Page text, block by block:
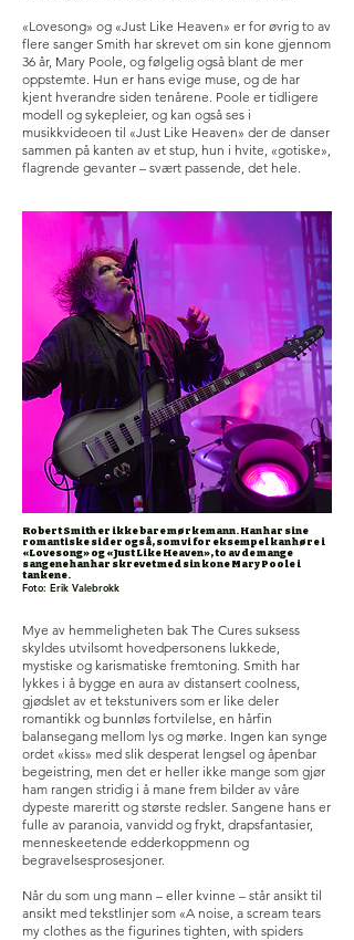
«Lovesong» og «Just Like Heaven» er for øvrig to av
flere sanger Smith har skrevet om sin kone gjennom
36 år, Mary Poole, og følgelig også blant de mer
oppstemte. Hun er hans evige muse, og de har
kjent hverandre siden tenårene. Poole er tidligere
modell og sykepleier, og kan også ses i
musikkvideoen til «Just Like Heaven» der de danser
sammen på kanten av et stup, hun i hvite, «gotiske»,
flagrende gevanter – svært passende, det hele.
Robert Smith er ikke bare mørkemann. Han har sine
romantiske sider også, som vi for eksempel kan høre i
«Lovesong» og «Just Like Heaven», to av de mange
sangene han har skrevet med sin kone Mary Poole i
tankene.
Foto: Erik Valebrokk
Mye av hemmeligheten bak The Cures suksess
skyldes utvilsomt hovedpersonens lukkede,
mystiske og karismatiske fremtoning. Smith har
lykkes i å bygge en aura av distansert coolness,
gjødslet av et tekstunivers som er like deler
romantikk og bunnløs fortvilelse, en hårfin
balansegang mellom lys og mørke. Ingen kan synge
ordet «kiss» med slik desperat lengsel og åpenbar
begeistring, men det er heller ikke mange som gjør
ham rangen stridig i å mane frem bilder av våre
dypeste mareritt og største redsler. Sangene hans er
fulle av paranoia, vanvidd og frykt, drapsfantasier,
menneskeetende edderkoppmenn og
begravelsesprosesjoner.
Når du som ung mann – eller kvinne – står ansikt til
ansikt med tekstlinjer som «A noise, a scream tears
my clothes as the figurines tighten, with spiders